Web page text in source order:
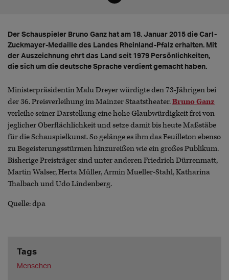
Der Schauspieler Bruno Ganz hat am 18. Januar 2015 die Carl-
Zuckmayer-Medaille des Landes Rheinland-Pfalz erhalten. Mit
der Auszeichnung ehrt das Land seit 1979 Persönlichkeiten,
die sich um die deutsche Sprache verdient gemacht haben.
Ministerpräsidentin Malu Dreyer würdigte den 73-Jährigen bei
der 36. Preisverleihung im Mainzer Staatstheater.Bruno Ganz
verleihe seiner Darstellung eine hohe Glaubwürdigkeit frei von
jeglicher Oberflächlichkeit und setze damit bis heute Maßstäbe
für die Schauspielkunst. So gelänge es ihm das Feuilleton ebenso
zu Begeisterungsstürmen hinzureißen wie ein großes Publikum.
Bisherige Preisträger sind unter anderen Friedrich Dürrenmatt,
Martin Walser, Herta Müller, Armin Mueller-Stahl, Katharina
Thalbach und Udo Lindenberg.
Quelle: dpa
Tags
Menschen